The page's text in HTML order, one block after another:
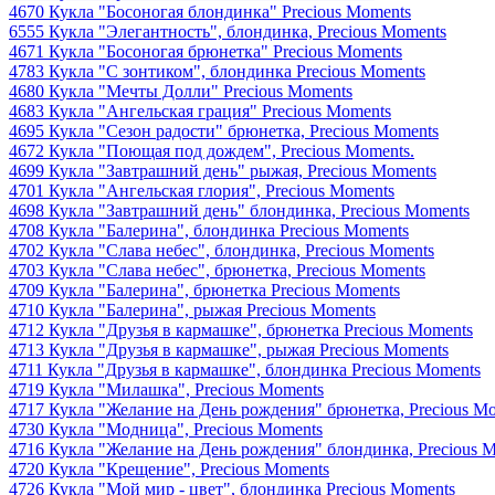
4670 Кукла "Босоногая блондинка" Precious Moments
6555 Кукла "Элегантность", блондинка, Precious Moments
4671 Кукла "Босоногая брюнетка" Precious Moments
4783 Кукла "С зонтиком", блондинка Precious Moments
4680 Кукла "Мечты Долли" Precious Moments
4683 Кукла "Ангельская грация" Precious Moments
4695 Кукла "Сезон радости" брюнетка, Precious Moments
4672 Кукла "Поющая под дождем", Precious Moments.
4699 Кукла "Завтрашний день" рыжая, Precious Moments
4701 Кукла "Ангельская глория", Precious Moments
4698 Кукла "Завтрашний день" блондинка, Precious Moments
4708 Кукла "Балерина", блондинка Precious Moments
4702 Кукла "Слава небес", блондинка, Precious Moments
4703 Кукла "Слава небес", брюнетка, Precious Moments
4709 Кукла "Балерина", брюнетка Precious Moments
4710 Кукла "Балерина", рыжая Precious Moments
4712 Кукла "Друзья в кармашке", брюнетка Precious Moments
4713 Кукла "Друзья в кармашке", рыжая Precious Moments
4711 Кукла "Друзья в кармашке", блондинка Precious Moments
4719 Кукла "Милашка", Precious Moments
4717 Кукла "Желание на День рождения" брюнетка, Precious
4730 Кукла "Модница", Precious Moments
4716 Кукла "Желание на День рождения" блондинка, Precious
4720 Кукла "Крещение", Precious Moments
4726 Кукла "Мой мир - цвет", блондинка Precious Moments